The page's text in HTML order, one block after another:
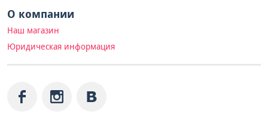
О компании
Наш магазин
Юридическая информация